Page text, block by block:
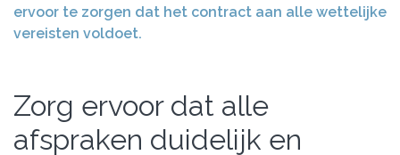
ervoor te zorgen dat het contract aan alle wettelijke
vereisten voldoet.
Zorg ervoor dat alle
afspraken duidelijk en